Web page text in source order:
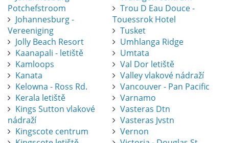
Potchefstroom
Johannesburg -
Vereeniging
Jolly Beach Resort
Kaanapali - letiště
Kamloops
Kanata
Kelowna - Ross Rd.
Kerala letiště
Kings Sutton vlakové
nádraží
Kingscote centrum
Trou D Eau Douce -
Touessrok Hotel
Tusket
Umhlanga Ridge
Umtata
Val Dor letiště
Valley vlakové nádraží
Vancouver - Pan Pacific
Varnamo
Vasteras Dtn
Vasteras Jvstn
Vernon